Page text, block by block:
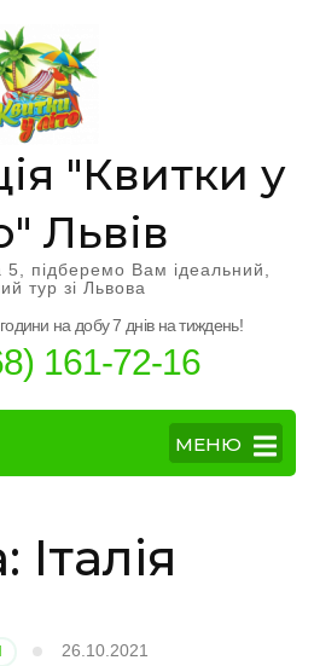
"Квитки у
Львів
5, підберемо Вам ідеальний,
тур зі Львова
на добу 7 днів на тиждень!
161-72-16
МЕНЮ
Італія
26.10.2021